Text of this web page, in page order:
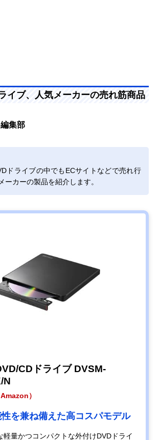
イブ、人気メーカーの売れ筋商品
集部
ドライブの中でもECサイトなどで売れ行
ーカーの製品を紹介します。
CDドライブ DVSM-
N
）
を兼ね備えた高コスパモデル
軽量かつコンパクトな外付けDVDドライ